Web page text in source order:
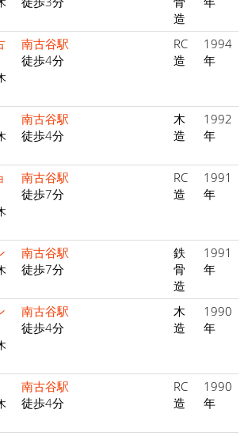
造
南古谷駅
徒歩4分
RC
造
1994
年
南古谷駅
徒歩4分
木
造
1992
年
南古谷駅
徒歩7分
RC
造
1991
年
南古谷駅
徒歩7分
鉄
骨
造
1991
年
南古谷駅
徒歩4分
木
造
1990
年
南古谷駅
徒歩4分
RC
造
1990
年